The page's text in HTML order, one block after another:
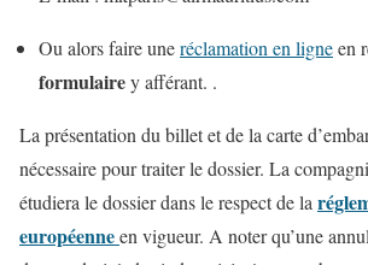
Ou alors faire uneréclamation en ligneen
formulairey afférant. .
La présentation du billet et de la carte
nécessaire pour traiter le dossier. La
étudiera le dossier dans le respect de la
européenneen vigueur. A noter qu’une